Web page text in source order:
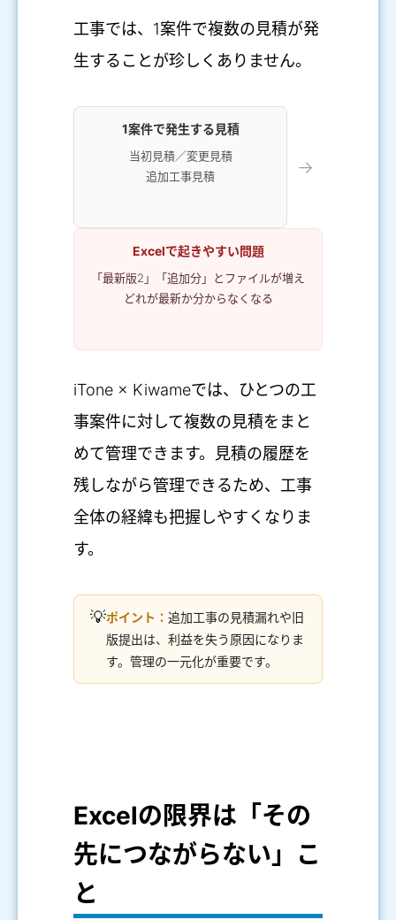
工事では、1案件で複数の見積が発
生することが珍しくありません。
1案件で発生する見積
当初見積／変更見積
追加工事見積
→
Excelで起きやすい問題
「最新版2」「追加分」とファイルが増え
どれが最新か分からなくなる
iTone × Kiwameでは、ひとつの工
事案件に対して複数の見積をまと
めて管理できます。見積の履歴を
残しながら管理できるため、工事
全体の経緯も把握しやすくなりま
す。
💡ポイント： 追加工事の見積漏れや旧
版提出は、利益を失う原因になりま
す。管理の一元化が重要です。
Excelの限界は「その
先につながらない」こ
と